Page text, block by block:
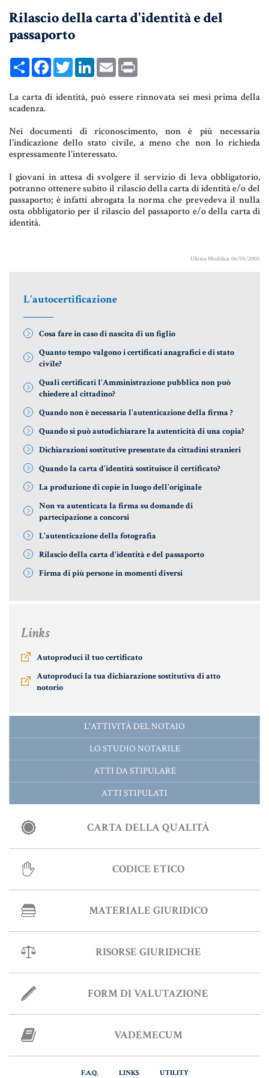
UNIONI CIVILI & CONVIVENZE
EREDITÀ & TESTAMENTO
TESTAMENTO DI VITA
Donazioni, Trust, Tutela del
Patrimonio
DONAZIONI
PATTO DI FAMIGLIA
TRUST E AFFIDAMENTO FIDUCIARIO
AZIENDA & SOCIETÀ
CONTRATTO DI RETE
ENTI NO-PROFIT
Materiale Giuridico
LE PAROLE DIFFICILI DEL NOTAIO
MATERIALE GIURIDICO NOTARILE
Fiscalità Speciale
DETRAZIONI 36-41-50 %
TASSAZIONE ATTI IMMOBILIARI
Informative Generali
ANTIRICICLAGGIO
AUTOCERTIFICAZIONE
STRANIERI IN ITALIA
VERIFICA FIRMA DIGITALE
Rilascio della carta d'identità e del
passaporto
ShareFacebookTwitterLinkedInEmail
La carta di identità, può essere rinnovata sei mesi prima della
scadenza.
Nei documenti di riconoscimento, non è più necessaria
l'indicazione dello stato civile, a meno che non lo richieda
espressamente l'interessato.
I giovani in attesa di svolgere il servizio di leva obbligatorio,
potranno ottenere subito il rilascio della carta di identità e/o del
passaporto; è infatti abrogata la norma che prevedeva il nulla
osta obbligatorio per il rilascio del passaporto e/o della carta di
identità.
Ultima Modifica: 06/05/2005
L'autocertificazione
Cosa fare in caso di nascita di un figlio
Quanto tempo valgono i certificati anagrafici e di stato
civile?
Quali certificati l'Amministrazione pubblica non può
chiedere al cittadino?
Quando non è necessaria l'autenticazione della firma ?
Quando si può autodichiarare la autenticità di una copia?
Dichiarazioni sostitutive presentate da cittadini stranieri
Quando la carta d'identità sostituisce il certificato?
La produzione di copie in luogo dell'originale
Non va autenticata la firma su domande di
partecipazione a concorsi
L'autenticazione della fotografia
Rilascio della carta d'identità e del passaporto
Firma di più persone in momenti diversi
Links
Autoproduci il tuo certificato
Autoproduci la tua dichiarazione sostitutiva di atto
notorio
L'ATTIVITÀ DEL NOTAIO
LO STUDIO NOTARILE
ATTI DA STIPULARE
ATTI STIPULATI
CARTA DELLA QUALITÀ
CODICE ETICO
MATERIALE GIURIDICO
RISORSE GIURIDICHE
FORM DI VALUTAZIONE
VADEMECUM
F.A.Q. LINKS UTILITY